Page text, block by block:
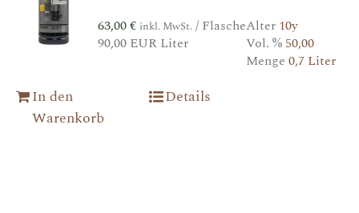
63,00€ inkl. MwSt./ Flasche
90,00 EUR Liter
Alter 10y
Vol. % 50,00
Menge 0,7 Liter
In den
Warenkorb
Details